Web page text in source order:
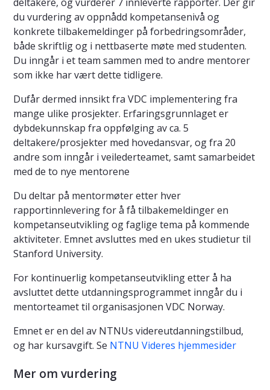
du vurdering av oppnådd kompetansenivå og
konkrete tilbakemeldinger på forbedringsområder,
både skriftlig og i nettbaserte møte med studenten.
Du inngår i et team sammen med to andre mentorer
som ikke har vært dette tidligere.
Dufår dermed innsikt fra VDC implementering fra
mange ulike prosjekter. Erfaringsgrunnlaget er
dybdekunnskap fra oppfølging av ca. 5
deltakere/prosjekter med hovedansvar, og fra 20
andre som inngår i veilederteamet, samt samarbeidet
med de to nye mentorene
Du deltar på mentormøter etter hver
rapportinnlevering for å få tilbakemeldinger en
kompetanseutvikling og faglige tema på kommende
aktiviteter. Emnet avsluttes med en ukes studietur til
Stanford University.
For kontinuerlig kompetanseutvikling etter å ha
avsluttet dette utdanningsprogrammet inngår du i
mentorteamet til organisasjonen VDC Norway.
Emnet er en del av NTNUs videreutdanningstilbud,
og har kursavgift. Se NTNU Videres hjemmesider
Mer om vurdering